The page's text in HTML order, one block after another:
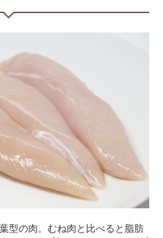
型の肉。むね肉と比べると脂肪